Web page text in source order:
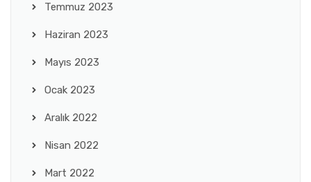
Temmuz 2023
Haziran 2023
Mayıs 2023
Ocak 2023
Aralık 2022
Nisan 2022
Mart 2022